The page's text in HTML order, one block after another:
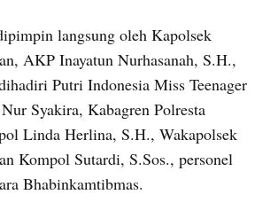
langsung oleh Kapolsek
AKP Inayatun Nurhasanah, S.H.,
Putri Indonesia Miss Teenager
Syakira, Kabagren Polresta
Linda Herlina, S.H., Wakapolsek
Kompol Sutardi, S.Sos., personel
Bhabinkamtibmas.